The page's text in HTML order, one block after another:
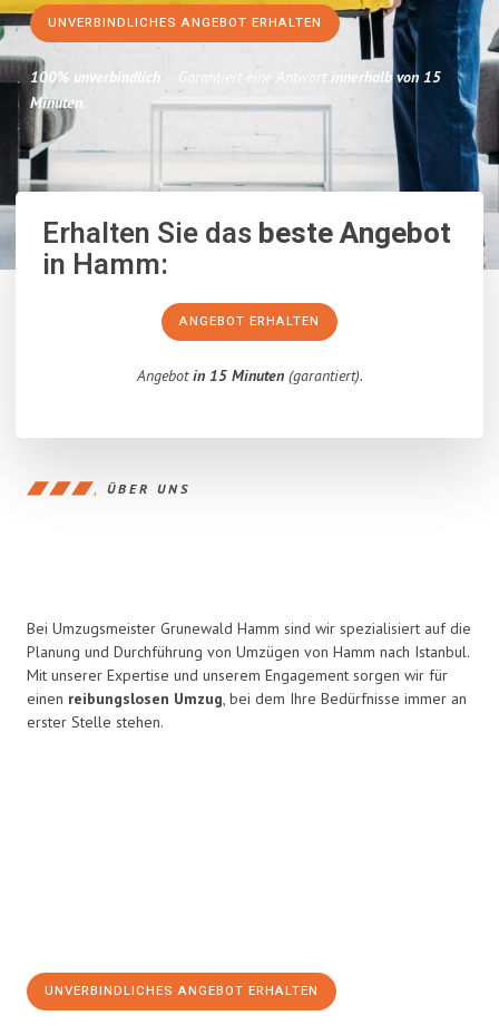
UNVERBINDLICHES ANGEBOT ERHALTEN
100% unverbindlich – Garantiert eine Antwort innerhalb von 15
Minuten.
Erhalten Sie dasbeste Angebot
in Hamm:
ANGEBOT ERHALTEN
Angebotin 15 Minuten(garantiert).
ÜBER UNS
Bei Umzugsmeister Grunewald Hamm sind wir spezialisiert auf die
Planung und Durchführung von Umzügen von Hamm nach Istanbul.
Mit unserer Expertise und unserem Engagement sorgen wir für
einen reibungslosen Umzug, bei dem Ihre Bedürfnisse immer an
erster Stelle stehen.
UNVERBINDLICHES ANGEBOT ERHALTEN